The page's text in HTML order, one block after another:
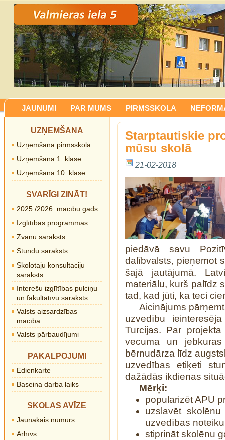
JAUNUMI PAR MUMS PIRMSSKOLA
UZŅEMŠANA
Uzņemšana pirmsskolā
Uzņemšana 1. klasē
Uzņemšana 10. klasē
SVARĪGI ZINĀT!
2025./2026. mācību gads
Izglītības programmas
Zvanu saraksts
Stundu saraksts
Skolotāju konsultāciju
saraksts
Interešu izglītības pulciņu
un fakultatīvu saraksts
Valsts aizsardzības
mācība
Valsts pārbaudījumi
PAKALPOJUMI
Ēdienkarte
Baseina darba laiks
SKOLAS AVĪZE
Jaunākais numurs
Arhīvs
Starptautiskie
mūsu skolā
21-02-2018
piedāvā savu
dalībvalsts, pieņemot
šajā jautājumā.
materiālu, kurš palīdz
tad, kad jūti, ka teci
Aicinājums
uzvedību
Turcijas. Par
vecuma un
bērnudārza līdz
uzvedības etiķeti
dažādās ikdienas
Mērķi:
popularizēt APU
uzslavēt
uzvedības
stiprināt skolēnu